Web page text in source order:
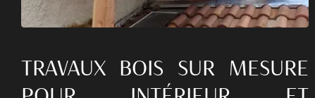
TRAVAUX BOIS SUR MESURE